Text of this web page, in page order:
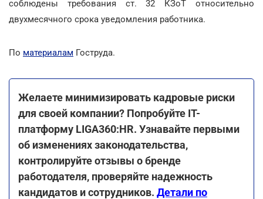
соблюдены требования ст. 32 КЗоТ относительно
двухмесячного срока уведомления работника.
По материалам Гоструда.
Желаете минимизировать кадровые риски
для своей компании? Попробуйте ІТ-
платформу LIGA360:HR. Узнавайте первыми
об изменениях законодательства,
контролируйте отзывы о бренде
работодателя, проверяйте надежность
кандидатов и сотрудников. Детали по